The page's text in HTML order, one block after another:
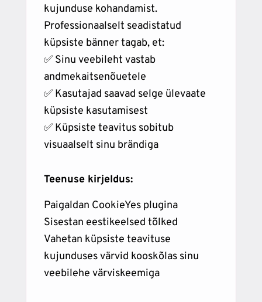
kujunduse kohandamist.
Professionaalselt seadistatud
küpsiste bänner tagab, et:
✅ Sinu veebileht vastab
andmekaitsenõuetele
✅ Kasutajad saavad selge ülevaate
küpsiste kasutamisest
✅ Küpsiste teavitus sobitub
visuaalselt sinu brändiga
Teenuse kirjeldus:
Paigaldan CookieYes plugina
Sisestan eestikeelsed tõlked
Vahetan küpsiste teavituse
kujunduses värvid kooskõlas sinu
veebilehe värviskeemiga